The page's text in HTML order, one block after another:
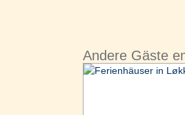
Andere Gäste